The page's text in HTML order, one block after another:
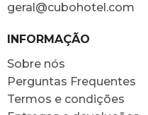
geral@cubohotel.com
INFORMAÇÃO
Sobre nós
Perguntas Frequentes
Termos e condições